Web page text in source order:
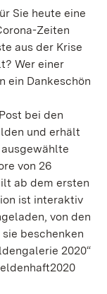
Sie heute eine
Zeiten
aus der Krise
Wer einer
ein Dankeschön
bei den
und erhält
von 26
ab dem ersten
ist interaktiv
von den
beschenken
2020“